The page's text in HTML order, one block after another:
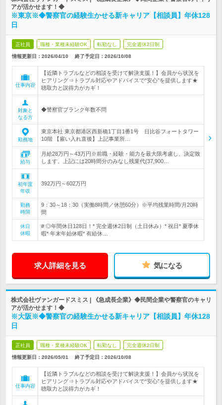
アが活かせます！◆
※東京※◆警察官の経験生かせる新キャリア【相談員】年休128
日
正社員 職種・業種未経験OK 転勤なし 完全週休2日制
情報更新日：2026/04/10 終了予定日： 2026/10/08
仕事内容
【近隣トラブルなどの相談を受けて解決支援！】会員から状況を
ヒアリング⇒トラブル対応やアドバイスで“安心”を提供します★
聴取力と説得力がカギ！
対象と
なる方
◆警察官ブランク年数不問
勤務地
東京本社 東京都港区西新橋1丁目1番1号 日比谷フォートタワー
10階 【雇い入れ直後】上記事業所…
給与
月給28万円～43万円※前職・経験・能力を最大限考慮し、決定致
します。上記には20時間分のみなし残業代(37,900…
初年度
年収
392万円～602万円
勤務
時間
9：30～18：30（実働8時間／休憩60分）※平均残業時間/月20時
間
休日
休暇
# ◎年間休日128日！* 完全週休2日制（土日休み）* 祝日* 夏季休
暇* 年末年始休暇* 有給休…
求人詳細を見る 気になる
株式会社ヴァンガードスミス | 《急成長企業》◆民間企業や警察官のキャリ
アが活かせます！◆
※大阪※◆警察官の経験生かせる新キャリア【相談員】年休128
日
正社員 職種・業種未経験OK 転勤なし 完全週休2日制
情報更新日：2026/05/01 終了予定日： 2026/10/08
仕事内容
【近隣トラブルなどの相談を受けて解決支援！】会員から状況を
ヒアリング⇒トラブル対応やアドバイスで“安心”を提供します★
聴取力と説得力がカギ！